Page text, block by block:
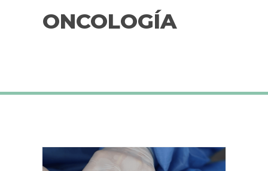
ONCOLOGÍA